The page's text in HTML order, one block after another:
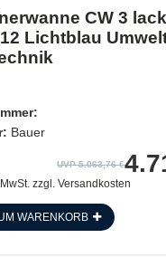
CW 3
Lichtblau
Bauer
UVP 5.063,76 €
zzgl. Versandkosten
WARENKORB